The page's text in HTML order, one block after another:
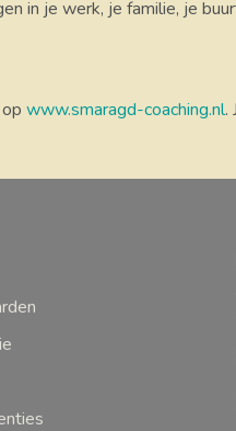
in je werk, je familie, je
www.smaragd-coaching.nl.